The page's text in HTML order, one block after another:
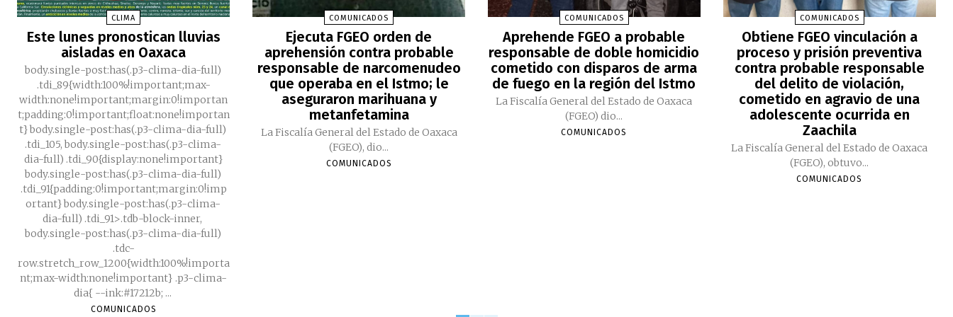
CLIMA
Este lunes pronostican lluvias
aisladas en Oaxaca
body.single-post:has(.p3-clima-dia-full)
.tdi_89{width:100%!important;max-
width:none!important;margin:0!importan
t;padding:0!important;float:none!importan
t} body.single-post:has(.p3-clima-dia-full)
.tdi_105, body.single-post:has(.p3-clima-
dia-full) .tdi_90{display:none!important}
body.single-post:has(.p3-clima-dia-full)
.tdi_91{padding:0!important;margin:0!imp
ortant} body.single-post:has(.p3-clima-
dia-full) .tdi_91>.tdb-block-inner,
body.single-post:has(.p3-clima-dia-full)
.tdc-
row.stretch_row_1200{width:100%!importa
nt;max-width:none!important} .p3-clima-
dia{ --ink:#17212b; ...
COMUNICADOS
COMUNICADOS
Ejecuta FGEO orden de
aprehensión contra probable
responsable de narcomenudeo
que operaba en el Istmo; le
aseguraron marihuana y
metanfetamina
La Fiscalía General del Estado de Oaxaca
(FGEO), dio...
COMUNICADOS
COMUNICADOS
Aprehende FGEO a probable
responsable de doble homicidio
cometido con disparos de arma
de fuego en la región del Istmo
La Fiscalía General del Estado de Oaxaca
(FGEO) dio...
COMUNICADOS
COMUNICADOS
Obtiene FGEO vinculación a
proceso y prisión preventiva
contra probable responsable
del delito de violación,
cometido en agravio de una
adolescente ocurrida en
Zaachila
La Fiscalía General del Estado de Oaxaca
(FGEO), obtuvo...
COMUNICADOS